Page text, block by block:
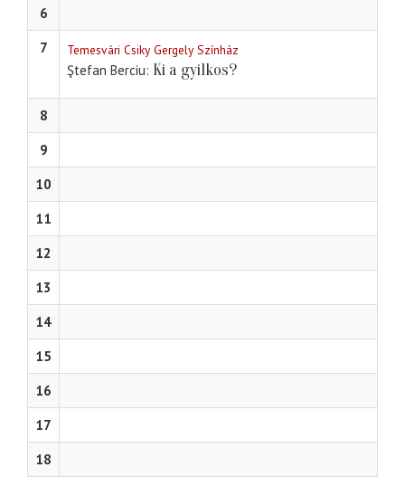
6
7
Temesvári Csiky Gergely Színház
Ştefan Berciu Ki a gyilkos?
8
9
10
11
12
13
14
15
16
17
18